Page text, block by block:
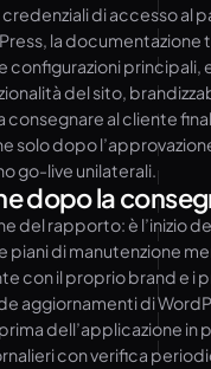
di accesso al
la documentazione
configurazioni principali,
del sito,
consegnare al cliente
solo dopo
go-live unilaterali.
dopo la
del rapporto: è l’inizio
di manutenzione
con il proprio brand e i
aggiornamenti di
dell’applicazione in
con verifica